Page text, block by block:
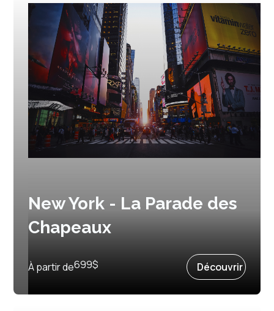
New York - La Parade des
Chapeaux
2 avril 2027
À partir de699$ Découvrir